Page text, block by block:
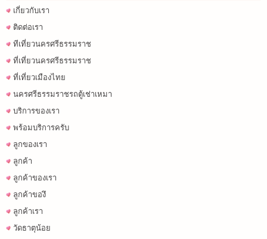
เกี่ยวกับเรา
ติดต่อเรา
ทีเที่ยวนครศรีธรรมราช
ที่เที่ยวนครศรีธรรมราช
ที่เที่ยวเมืองไทย
นครศรีธรรมราชรถตู้เช่าเหมา
บริการของเรา
พร้อมบริการครับ
ลูกของเรา
ลูกค้า
ลูกค้าของเรา
ลูกค้าของึ
ลูกค้าเรา
วัดธาตุน้อย